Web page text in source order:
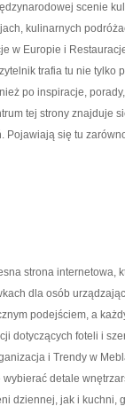
scenie
kulinarnych
w Europie i
trafia tu nie tylko
po inspiracje,
tej strony znajduje
Pojawiają się tu
strona
dla osób
podejściem, a
dotyczących foteli i
i Trendy w
wybierać detale
dziennej, jak i kuchni,